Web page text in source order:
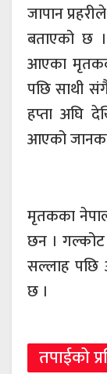
जापान
बताएको छ
आएका
पछि साथी
हप्ता अघि
आएको
मृतकका
छन ।
सल्लाह पछि
छ ।
तपाईको